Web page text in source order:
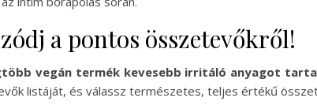
a pontos összetevőkről!
vegán termék kevesebb irritáló anyagot
listáját, és válassz természetes, teljes értékű